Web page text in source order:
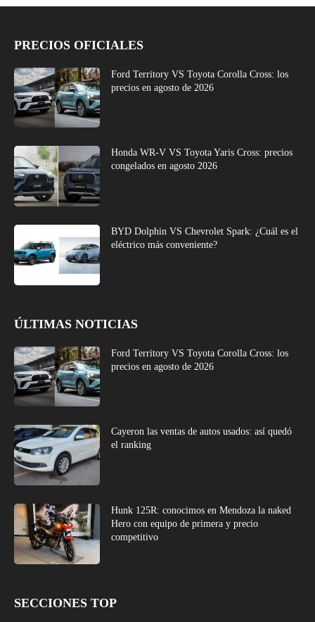
PRECIOS OFICIALES
Ford Territory VS Toyota Corolla Cross: los
precios en agosto de 2026
Honda WR-V VS Toyota Yaris Cross: precios
congelados en agosto 2026
BYD Dolphin VS Chevrolet Spark: ¿Cuál es el
eléctrico más conveniente?
ÚLTIMAS NOTICIAS
Ford Territory VS Toyota Corolla Cross: los
precios en agosto de 2026
Cayeron las ventas de autos usados: así quedó
el ranking
Hunk 125R: conocimos en Mendoza la naked
Hero con equipo de primera y precio
competitivo
SECCIONES TOP